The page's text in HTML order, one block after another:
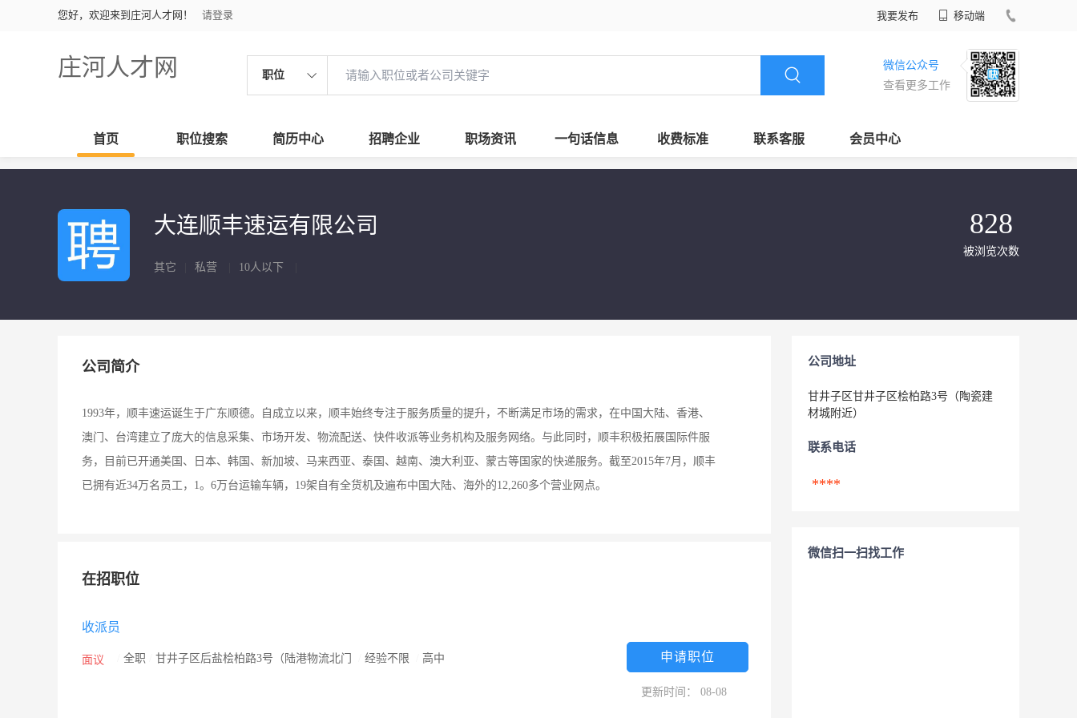
您好，欢迎来到庄河人才网！ 请登录 我要发布 移动端
庄河人才网 职位
微信公众号
查看更多工作
首页 职位搜索 简历中心 招聘企业 职场资讯 一句话信息 收费标准 联系客服 会员中心
大连顺丰速运有限公司
其它 私营 10人以下
828
被浏览次数
公司简介
1993年，顺丰速运诞生于广东顺德。自成立以来，顺丰始终专注于服务质量的提升，不断满足市场的需求，在中国大陆、香港、
澳门、台湾建立了庞大的信息采集、市场开发、物流配送、快件收派等业务机构及服务网络。与此同时，顺丰积极拓展国际件服
务，目前已开通美国、日本、韩国、新加坡、马来西亚、泰国、越南、澳大利亚、蒙古等国家的快递服务。截至2015年7月，顺丰
已拥有近34万名员工，1。6万台运输车辆，19架自有全货机及遍布中国大陆、海外的12,260多个营业网点。
在招职位
收派员
面议 全职 甘井子区后盐桧柏路3号（陆港物流北门 经验不限 高中 申请职位
更新时间： 08-08
公司地址
甘井子区甘井子区桧柏路3号（陶瓷建
材城附近）
联系电话
****
微信扫一扫找工作